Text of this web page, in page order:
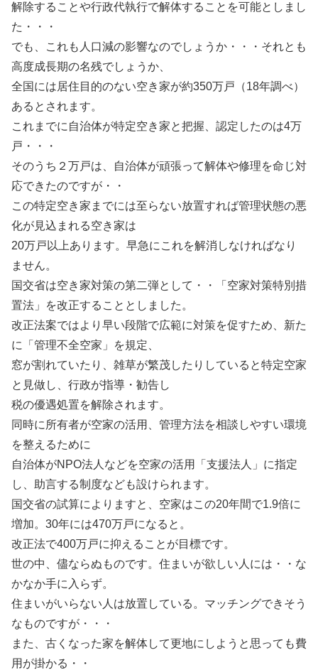
解除することや行政代執行で解体することを可能としまし
た・・・
でも、これも人口減の影響なのでしょうか・・・それとも
高度成長期の名残でしょうか、
全国には居住目的のない空き家が約350万戸（18年調べ）
あるとされます。
これまでに自治体が特定空き家と把握、認定したのは4万
戸・・・
そのうち２万戸は、自治体が頑張って解体や修理を命じ対
応できたのですが・・
この特定空き家までには至らない放置すれば管理状態の悪
化が見込まれる空き家は
20万戸以上あります。早急にこれを解消しなければなり
ません。
国交省は空き家対策の第二弾として・・「空家対策特別措
置法」を改正することとしました。
改正法案ではより早い段階で広範に対策を促すため、新た
に「管理不全空家」を規定、
窓が割れていたり、雑草が繁茂したりしていると特定空家
と見做し、行政が指導・勧告し
税の優遇処置を解除されます。
同時に所有者が空家の活用、管理方法を相談しやすい環境
を整えるために
自治体がNPO法人などを空家の活用「支援法人」に指定
し、助言する制度なども設けられます。
国交省の試算によりますと、空家はこの20年間で1.9倍に
増加。30年には470万戸になると。
改正法で400万戸に抑えることが目標です。
世の中、儘ならぬものです。住まいが欲しい人には・・な
かなか手に入らず。
住まいがいらない人は放置している。マッチングできそう
なものですが・・・
また、古くなった家を解体して更地にしようと思っても費
用が掛かる・・